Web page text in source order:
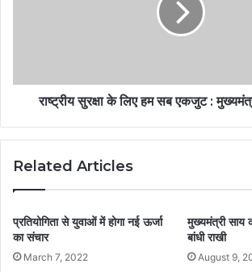
राष्ट्रीय सुरक्षा के लिए हम सब एकजुट :
Related Articles
प्रतियोगिता से युवाओं में होगा नई ऊर्जा
का संचार
March 7, 2022
मुख्यमंत्री साय
बांधी राखी
August 9,